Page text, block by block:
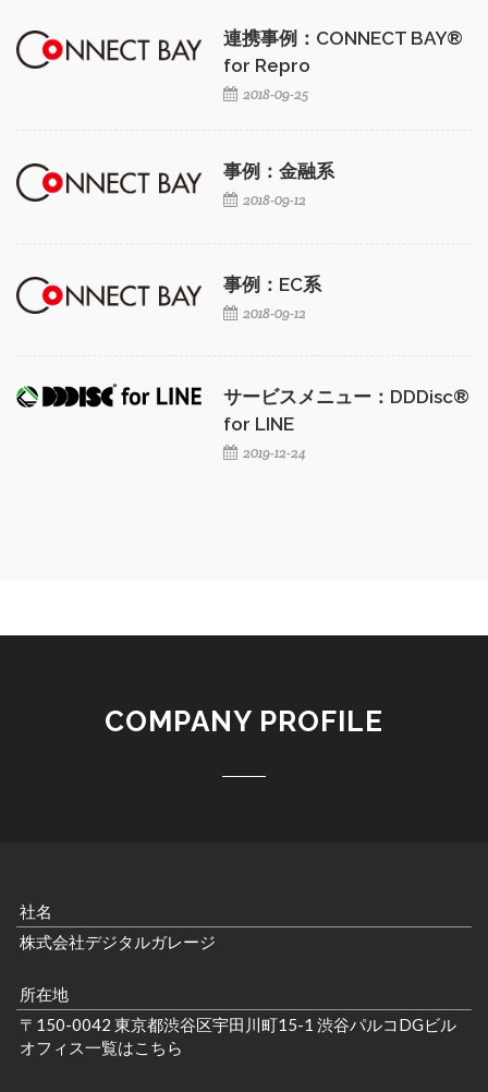
連携事例：CONNECT BAY®
for Repro
2018-09-25
事例：金融系
2018-09-12
事例：EC系
2018-09-12
サービスメニュー：DDDisc®
for LINE
2019-12-24
COMPANY PROFILE
社名
株式会社デジタルガレージ
所在地
〒150-0042 東京都渋谷区宇田川町15-1 渋谷パルコDGビル
オフィス一覧はこちら